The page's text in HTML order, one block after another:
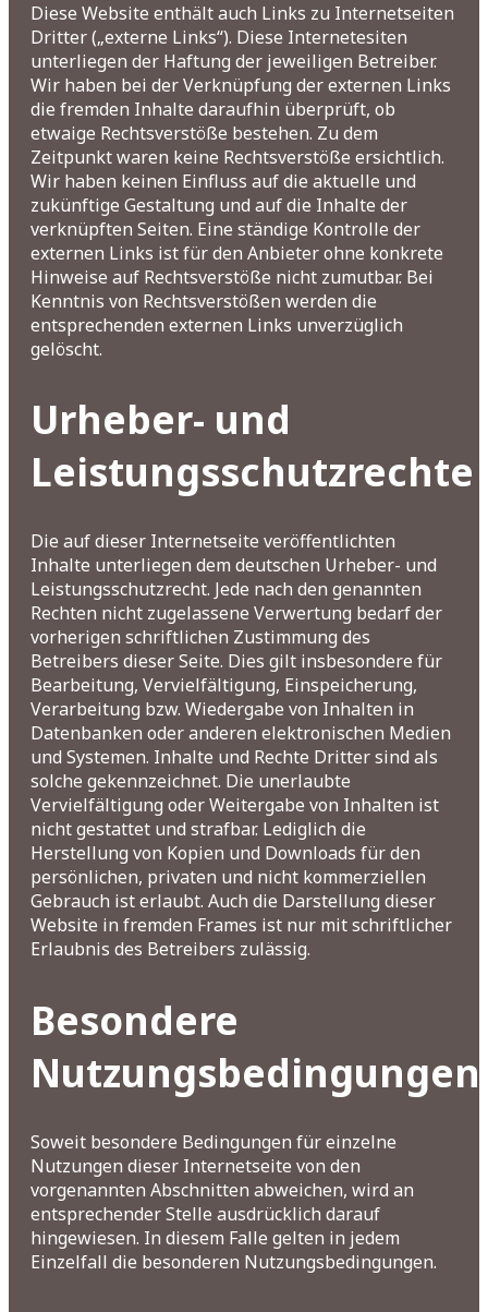
Diese Website enthält auch Links zu Internetseiten
Dritter („externe Links“). Diese Internetesiten
unterliegen der Haftung der jeweiligen Betreiber.
Wir haben bei der Verknüpfung der externen Links
die fremden Inhalte daraufhin überprüft, ob
etwaige Rechtsverstöße bestehen. Zu dem
Zeitpunkt waren keine Rechtsverstöße ersichtlich.
Wir haben keinen Einfluss auf die aktuelle und
zukünftige Gestaltung und auf die Inhalte der
verknüpften Seiten. Eine ständige Kontrolle der
externen Links ist für den Anbieter ohne konkrete
Hinweise auf Rechtsverstöße nicht zumutbar. Bei
Kenntnis von Rechtsverstößen werden die
entsprechenden externen Links unverzüglich
gelöscht.
Urheber- und
Leistungsschutzrechte
Die auf dieser Internetseite veröffentlichten
Inhalte unterliegen dem deutschen Urheber- und
Leistungsschutzrecht. Jede nach den genannten
Rechten nicht zugelassene Verwertung bedarf der
vorherigen schriftlichen Zustimmung des
Betreibers dieser Seite. Dies gilt insbesondere für
Bearbeitung, Vervielfältigung, Einspeicherung,
Verarbeitung bzw. Wiedergabe von Inhalten in
Datenbanken oder anderen elektronischen Medien
und Systemen. Inhalte und Rechte Dritter sind als
solche gekennzeichnet. Die unerlaubte
Vervielfältigung oder Weitergabe von Inhalten ist
nicht gestattet und strafbar. Lediglich die
Herstellung von Kopien und Downloads für den
persönlichen, privaten und nicht kommerziellen
Gebrauch ist erlaubt. Auch die Darstellung dieser
Website in fremden Frames ist nur mit schriftlicher
Erlaubnis des Betreibers zulässig.
Besondere
Nutzungsbedingungen
Soweit besondere Bedingungen für einzelne
Nutzungen dieser Internetseite von den
vorgenannten Abschnitten abweichen, wird an
entsprechender Stelle ausdrücklich darauf
hingewiesen. In diesem Falle gelten in jedem
Einzelfall die besonderen Nutzungsbedingungen.